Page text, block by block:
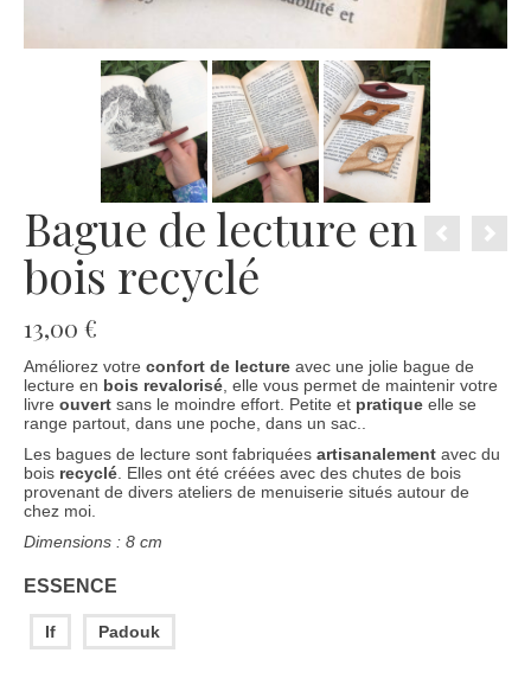
Bague de lecture en
bois recyclé
13,00 €
Améliorez votre confort de lecture avec une jolie bague de
lecture en bois revalorisé , elle vous permet de maintenir votre
livre ouvert sans le moindre effort. Petite et pratique elle se
range partout, dans une poche, dans un sac..
Les bagues de lecture sont fabriquées artisanalement avec du
bois recyclé . Elles ont été créées avec des chutes de bois
provenant de divers ateliers de menuiserie situés autour de
chez moi.
Dimensions : 8 cm
ESSENCE
If Padouk